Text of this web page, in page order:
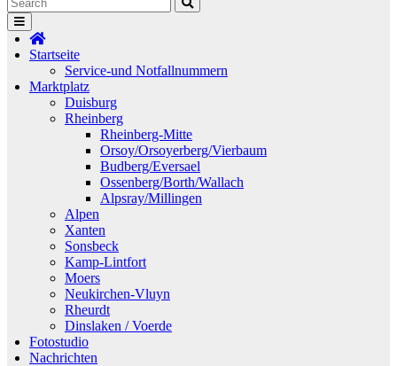
Startseite
Service-und Notfallnummern
Marktplatz
Duisburg
Rheinberg
Rheinberg-Mitte
Orsoy/Orsoyerberg/Vierbaum
Budberg/Eversael
Ossenberg/Borth/Wallach
Alpsray/Millingen
Alpen
Xanten
Sonsbeck
Kamp-Lintfort
Moers
Neukirchen-Vluyn
Rheurdt
Dinslaken / Voerde
Fotostudio
Nachrichten